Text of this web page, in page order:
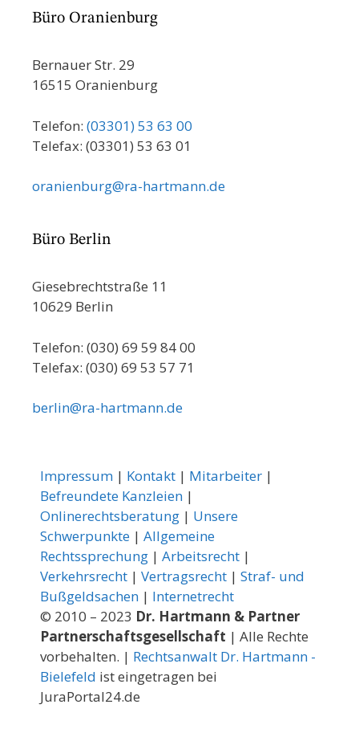
Büro Oranienburg
Bernauer Str. 29
16515 Oranienburg
Telefon: (03301) 53 63 00
Telefax: (03301) 53 63 01
oranienburg@ra-hartmann.de
Büro Berlin
Giesebrechtstraße 11
10629 Berlin
Telefon: (030) 69 59 84 00
Telefax: (030) 69 53 57 71
berlin@ra-hartmann.de
Impressum | Kontakt | Mitarbeiter |
Befreundete Kanzleien |
Onlinerechtsberatung | Unsere
Schwerpunkte | Allgemeine
Rechtssprechung | Arbeitsrecht |
Verkehrsrecht | Vertragsrecht | Straf- und
Bußgeldsachen | Internetrecht
© 2010 – 2023 Dr. Hartmann & Partner
Partnerschaftsgesellschaft | Alle Rechte
vorbehalten. | Rechtsanwalt Dr. Hartmann -
Bielefeld ist eingetragen bei
JuraPortal24.de